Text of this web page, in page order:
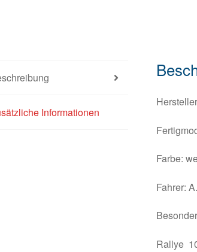
Informationen
Farbe:
Fahrer:
Rallye